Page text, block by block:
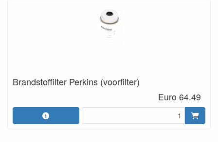
Brandstoffilter Perkins (voorfilter)
Euro 64.49